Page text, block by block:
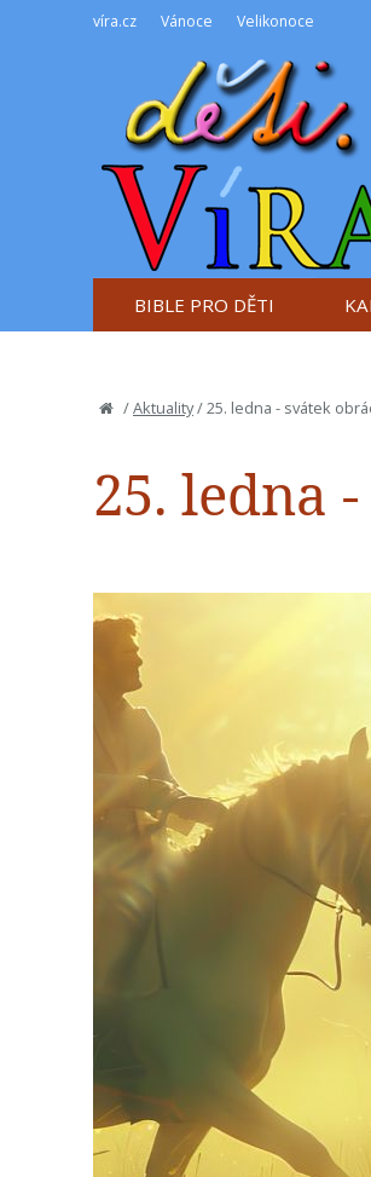
víra.cz Vánoce Velikonoce
BIBLE PRO DĚTI
/Aktuality/25. ledna - svátek
25. ledna